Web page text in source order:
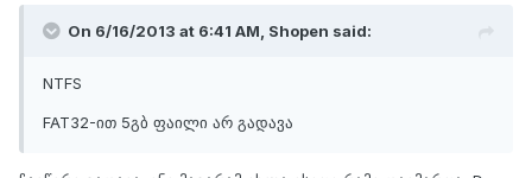
On 6/16/2013 at 6:41 AM, Shopen said:
NTFS
FAT32-ით 5გბ ფაილი არ გადავა